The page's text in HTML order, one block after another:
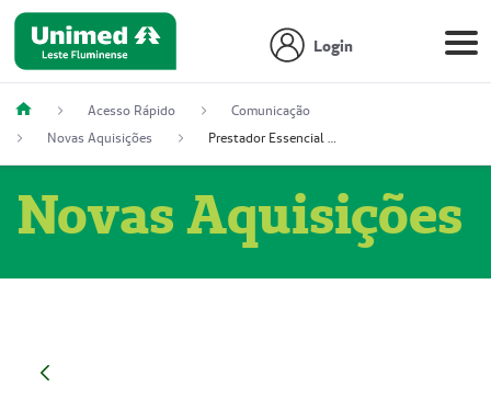
Login
Acesso Rápido
Comunicação
Novas Aquisições
Prestador Essencial Gestão em Saúde Ereli (51004354-7)
Novas Aquisições